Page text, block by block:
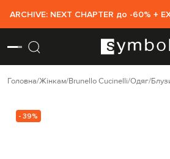
ARCHIVE: NEXT CHAPTER до -60% +
Головна Жінкам Brunello Cucinelli Одяг
- 39%